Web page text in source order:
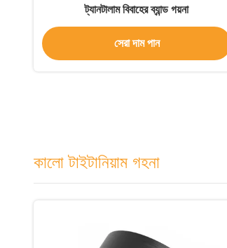
ট্যানটালাম বিবাহের ব্যান্ড গয়না
সেরা দাম পান
কালো টাইটানিয়াম গহনা